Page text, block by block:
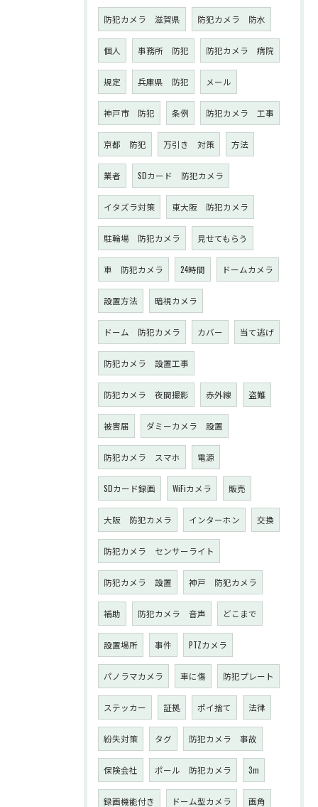
防犯カメラ 滋賀県 防犯カメラ 防水
個人 事務所 防犯 防犯カメラ 病院
規定 兵庫県 防犯 メール
神戸市 防犯 条例 防犯カメラ 工事
京都 防犯 万引き 対策 方法
業者 SDカード 防犯カメラ
イタズラ対策 東大阪 防犯カメラ
駐輪場 防犯カメラ 見せてもらう
車 防犯カメラ 24時間 ドームカメラ
設置方法 暗視カメラ
ドーム 防犯カメラ カバー 当て逃げ
防犯カメラ 設置工事
防犯カメラ 夜間撮影 赤外線 盗難
被害届 ダミーカメラ 設置
防犯カメラ スマホ 電源
SDカード録画 WiFiカメラ 販売
大阪 防犯カメラ インターホン 交換
防犯カメラ センサーライト
防犯カメラ 設置 神戸 防犯カメラ
補助 防犯カメラ 音声 どこまで
設置場所 事件 PTZカメラ
パノラマカメラ 車に傷 防犯プレート
ステッカー 証拠 ポイ捨て 法律
紛失対策 タグ 防犯カメラ 事故
保険会社 ポール 防犯カメラ 3m
録画機能付き ドーム型カメラ 画角